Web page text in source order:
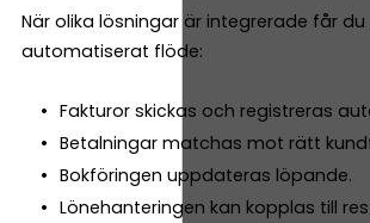
När olika lösningar är integrerade får
automatiserat flöde:
Fakturor skickas och registreras
Betalningar matchas mot rätt
Bokföringen uppdateras löpande.
Lönehanteringen kan kopplas till